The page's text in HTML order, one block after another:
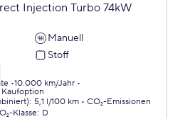
Injection Turbo 74kW
Manuell
Stoff
10.000 km/Jahr
Kaufoption
: 5,1 l/100 km
CO₂-Emissionen
Klasse: D